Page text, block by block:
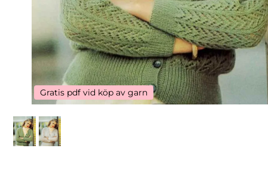
Gratis pdf vid köp av garn
Gratis pdf vid köp av garn